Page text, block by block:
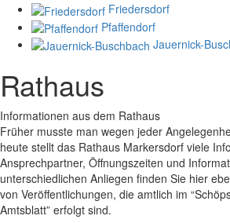
Friedersdorf
Pfaffendorf
Jauernick-
Rathaus
Informationen aus dem Rathaus
Früher musste man wegen jeder
heute stellt das Rathaus Markersdorf viele
Ansprechpartner, Öffnungszeiten und
unterschiedlichen Anliegen finden Sie hier
von Veröffentlichungen, die amtlich im
Amtsblatt” erfolgt sind.